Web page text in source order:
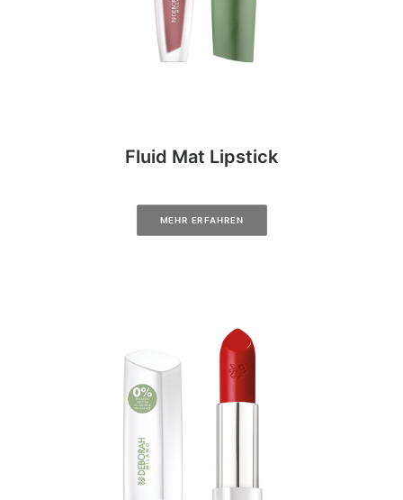
Fluid Mat Lipstick
MEHR ERFAHREN